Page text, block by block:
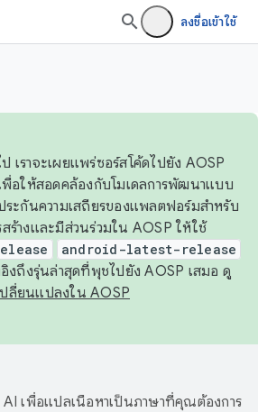
ลงชื่อเข้าใช้
เราจะเผยแพร่ซอร์สโค้ดไปยัง AOSP
อให้สอดคล้องกับโมเดลการพัฒนาแบบ
ะกันความเสถียรของแพลตฟอร์มสำหรับ
ร้างและมีส่วนร่วมใน AOSP ให้ใช้
android-latest-release
งถึงรุ่นล่าสุดที่พุชไปยัง AOSP เสมอ ดู
ปลี่ยนแปลงใน AOSP
เพื่อแปลเนื้อหาเป็นภาษาที่คุณต้องการ